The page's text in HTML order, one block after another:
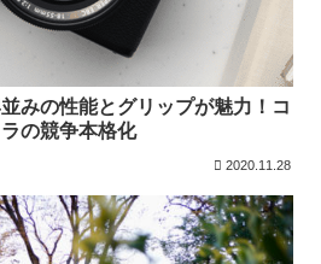
みの性能とグリップが魅力！コ
の競争本格化
2020.11.28